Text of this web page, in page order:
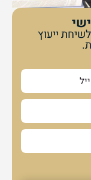
ייעוץ